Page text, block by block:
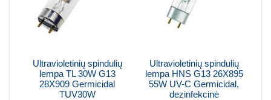
Ultravioletinių spindulių
lempa TL 30W G13
28X909 Germicidal
TUV30W
Ultravioletinių spindulių
lempa HNS G13 26X895
55W UV-C Germicidal,
dezinfekcinė